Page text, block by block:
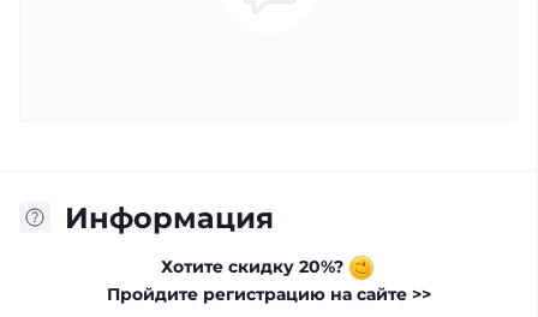
Информация
Хотите скидку 20%?
Пройдите регистрацию на сайте >>